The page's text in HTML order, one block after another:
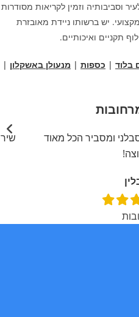
וסביבותיה וזמין לקריאות מסודרות
יש ברשותו ניידת מאובזרת
תקניים ואיכותיים.
בלוד | כספות | מנעולן באשקלון |
ומסביר הכל מאוד